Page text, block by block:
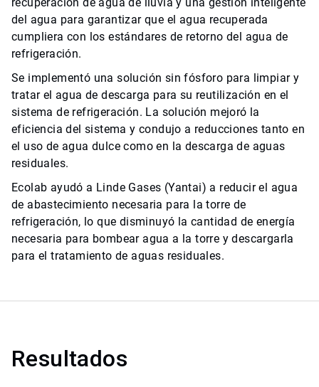
del agua para garantizar que el agua recuperada
cumpliera con los estándares de retorno del agua de
refrigeración.
Se implementó una solución sin fósforo para limpiar y
tratar el agua de descarga para su reutilización en el
sistema de refrigeración. La solución mejoró la
eficiencia del sistema y condujo a reducciones tanto en
el uso de agua dulce como en la descarga de aguas
residuales.
Ecolab ayudó a Linde Gases (Yantai) a reducir el agua
de abastecimiento necesaria para la torre de
refrigeración, lo que disminuyó la cantidad de energía
necesaria para bombear agua a la torre y descargarla
para el tratamiento de aguas residuales.
Resultados